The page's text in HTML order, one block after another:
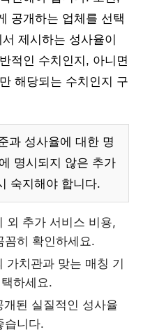
공개하는 업체를 선택
제시하는 성사율이
적인 수치인지, 아니면
해당되는 수치인지 구
과 성사율에 대한 명
명시되지 않은 추가
숙지해야 합니다.
외 추가 서비스 비용,
꼼히 확인하세요.
가치관과 맞는 매칭 기
하세요.
개된 실질적인 성사율
습니다.